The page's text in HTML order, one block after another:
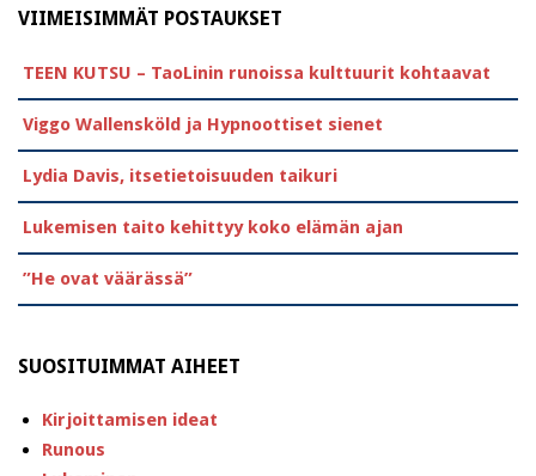
VIIMEISIMMÄT POSTAUKSET
TEEN KUTSU – TaoLinin runoissa kulttuurit kohtaavat
Viggo Wallensköld ja Hypnoottiset sienet
Lydia Davis, itsetietoisuuden taikuri
Lukemisen taito kehittyy koko elämän ajan
”He ovat väärässä”
SUOSITUIMMAT AIHEET
Kirjoittamisen ideat
Runous